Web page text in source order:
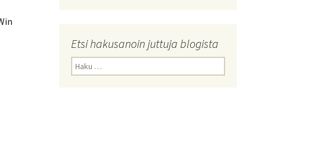
Etsi hakusanoin juttuja blogista
Haku: